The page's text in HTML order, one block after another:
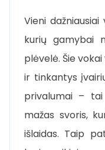
Vieni
kurių gamybai
plėvelė. Šie
ir tinkantys
privalumai –
mažas svoris,
išlaidas. Taip